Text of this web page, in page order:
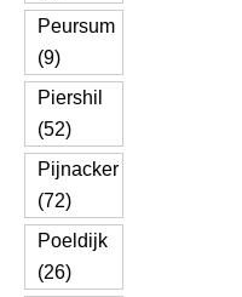
Peursum
(9)
Piershil
(52)
Pijnacker
(72)
Poeldijk
(26)